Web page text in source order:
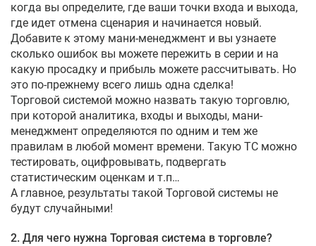
когда вы определите, где ваши точки входа и выхода,
где идет отмена сценария и начинается новый.
Добавите к этому мани-менеджмент и вы узнаете
сколько ошибок вы можете пережить в серии и на
какую просадку и прибыль можете рассчитывать. Но
это по-прежнему всего лишь одна сделка!
Торговой системой можно назвать такую торговлю,
при которой аналитика, входы и выходы, мани-
менеджмент определяются по одним и тем же
правилам в любой момент времени. Такую ТС можно
тестировать, оцифровывать, подвергать
статистическим оценкам и т.п…
А главное, результаты такой Торговой системы не
будут случайными!
2. Для чего нужна Торговая система в торговле?